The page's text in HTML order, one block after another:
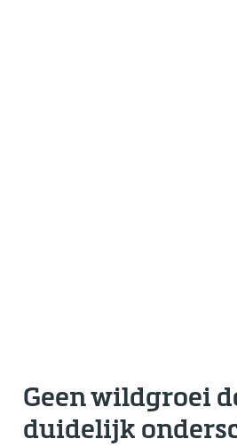
Geen wildgroei
duidelijk